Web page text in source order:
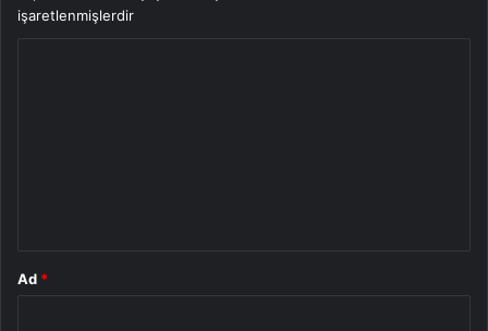
işaretlenmişlerdir
Ad *